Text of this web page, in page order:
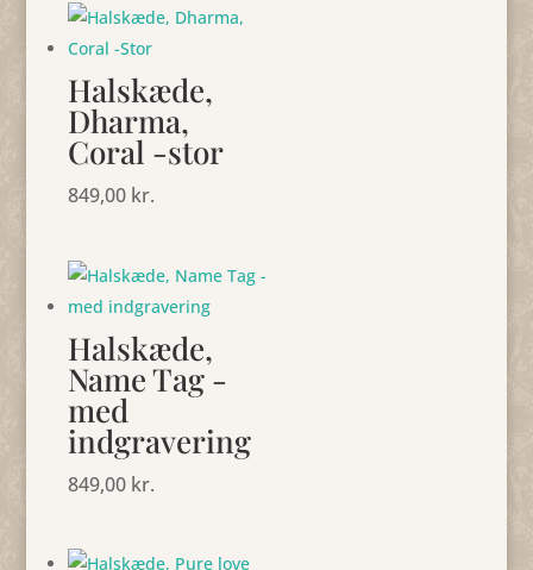
Halskæde,
Dharma,
Coral -stor
849,00 kr.
Halskæde,
Name Tag -
med
indgravering
849,00 kr.